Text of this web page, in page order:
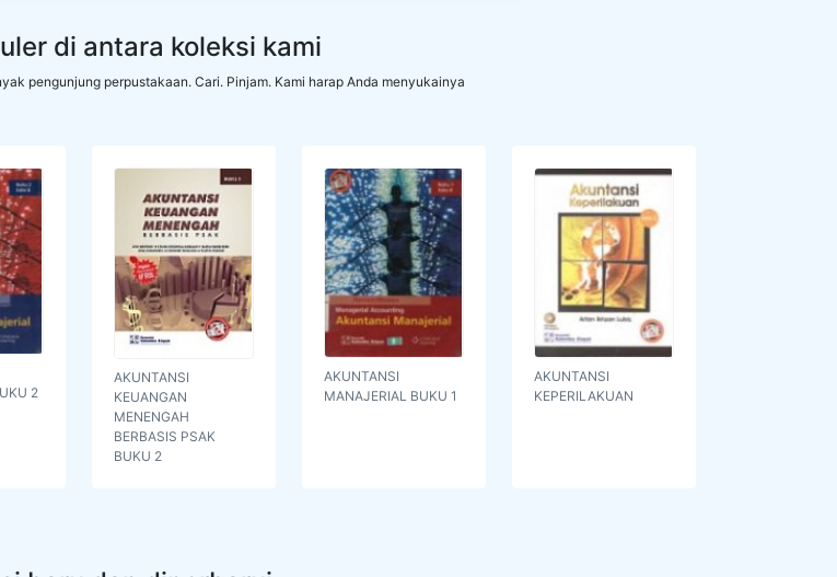
di antara koleksi kami
pengunjung perpustakaan. Cari. Pinjam. Kami harap Anda menyukainya
2
AKUNTANSI
KEUANGAN
MENENGAH
BERBASIS PSAK
BUKU 2
AKUNTANSI
MANAJERIAL BUKU 1
AKUNTANSI
KEPERILAKUAN